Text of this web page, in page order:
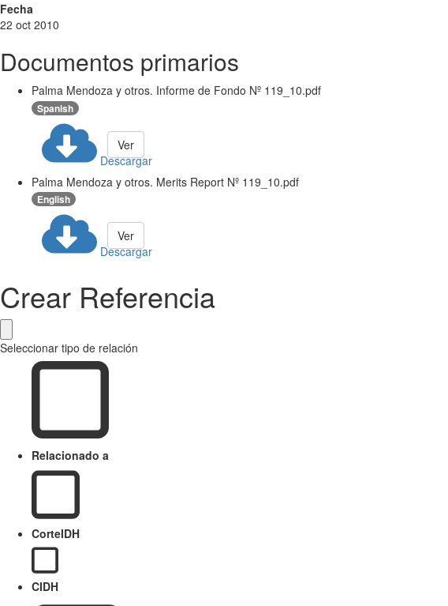
Fecha
22 oct 2010
Documentos primarios
Palma Mendoza y otros. Informe de Fondo Nº 119_10.pdf
Spanish
Descargar
Ver
Palma Mendoza y otros. Merits Report Nº 119_10.pdf
English
Descargar
Ver
Crear Referencia
Seleccionar tipo de relación
Relacionado a
CorteIDH
CIDH